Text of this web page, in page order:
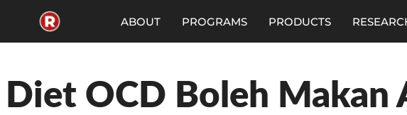
content ABOUT PROGRAMS PRODUCTS
Diet OCD Boleh Makan